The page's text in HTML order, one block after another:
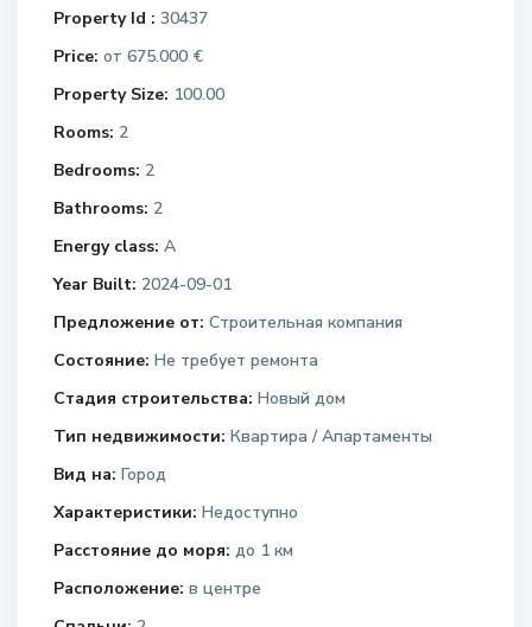
Property Id : 30437
Price: от 675.000 €
Property Size: 100.00
Rooms: 2
Bedrooms: 2
Bathrooms: 2
Energy class: A
Year Built: 2024-09-01
Предложение от: Строительная компания
Состояние: Не требует ремонта
Стадия строительства: Новый дом
Тип недвижимости: Квартира / Апартаменты
Вид на: Город
Характеристики: Недоступно
Расстояние до моря: до 1 км
Расположение: в центре